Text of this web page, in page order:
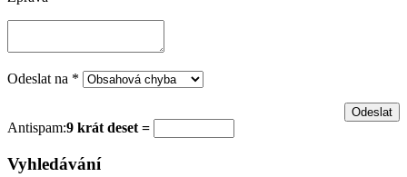
Odeslat na *
Antispam:9 krát deset =
Vyhledávání